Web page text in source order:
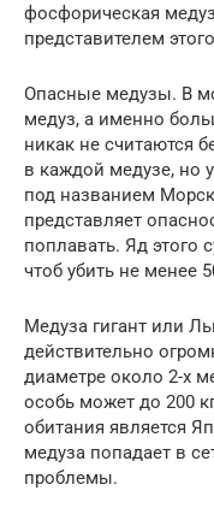
фосфорическая
представителем
Опасные медузы. В
медуз, а именно
никак не считаются
в каждой медузе, но
под названием
представляет
поплавать. Яд этого
чтоб убить не менее
Медуза гигант или
действительно
диаметре около 2-х
особь может до 200
обитания является
медуза попадает в
проблемы.